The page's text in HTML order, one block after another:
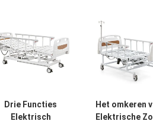
Drie Functies
Elektrisch
Het omkeren
Elektrische